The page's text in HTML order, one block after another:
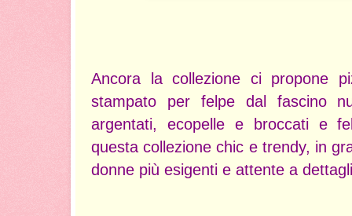
Ancora la collezione ci propone
stampato per felpe dal fascino
argentati, ecopelle e broccati e
questa collezione chic e trendy, in
donne più esigenti e attente a